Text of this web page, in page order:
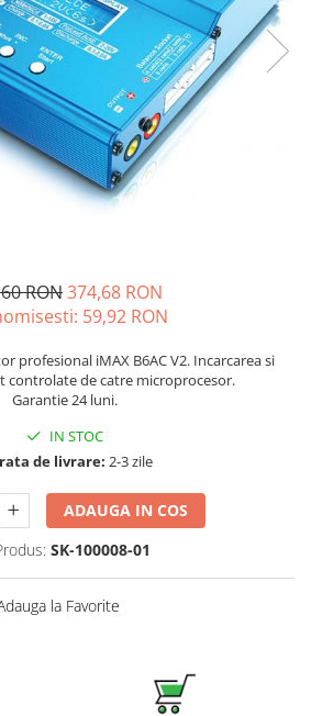
accesorii
energie
putere
de
RON374,68 RON
59,92 RON
profesional iMAX B6AC V2. Incarcarea si
controlate de catre microprocesor.
Garantie 24 luni.
IN STOC
de livrare: 2-3 zile
ADAUGA IN COS
SK-100008-01
la Favorite